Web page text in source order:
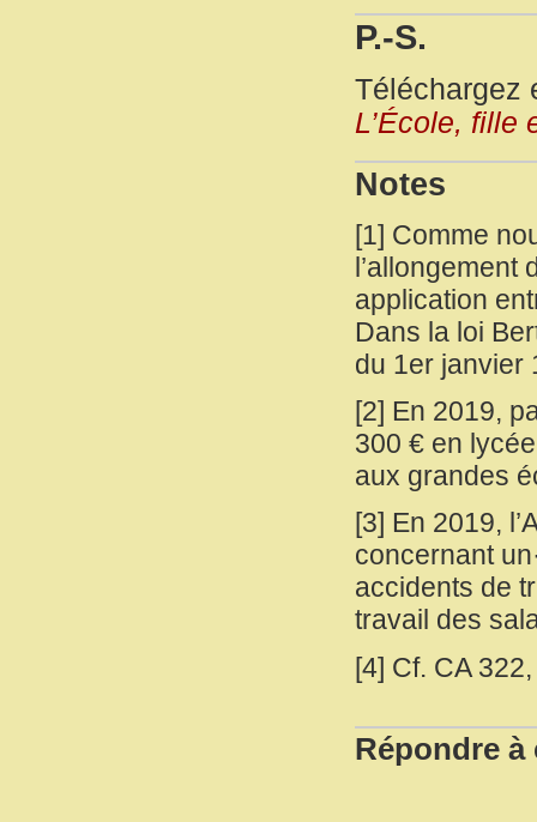
P.-S.
Téléchargez
L’École, fille
Notes
[1] Comme
l’allongement
application
Dans la loi
du 1er janvier
[2] En 2019,
300 € en
aux grandes
[3] En 2019,
concernant
accidents de
travail des
[4] Cf. CA
Répondre à